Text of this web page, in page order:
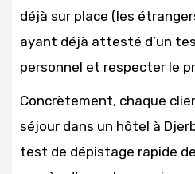
déjà sur place (les
ayant déjà attesté d’un
personnel et respecter le
Concrètement, chaque
séjour dans un hôtel à
test de dépistage rapide